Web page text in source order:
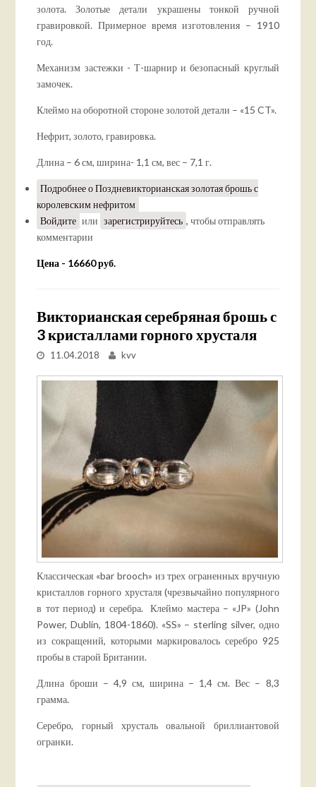
золота. Золотые детали украшены тонкой ручной
гравировкой. Примерное время изготовления – 1910
год.
Механизм застежки - Т-шарнир и безопасный круглый
замочек.
Клеймо на оборотной стороне золотой детали – «15 CT».
Нефрит, золото, гравировка.
Длина – 6 см, ширина- 1,1 см, вес – 7,1 г.
Подробнеео Поздневикторианская золотая брошь с
королевским нефритом
Войдите или зарегистрируйтесь , чтобы отправлять
комментарии
Цена - 16660 руб.
Викторианская серебряная брошь с
3 кристаллами горного хрусталя
11.04.2018 kvv
Классическая «bar brooch» из трех ограненных вручную
кристаллов горного хрусталя (чрезвычайно популярного
в тот период) и серебра. Клеймо мастера – «JP» (John
Power, Dublin, 1804-1860). «SS» – sterling silver, одно
из сокращений, которыми маркировалось серебро 925
пробы в старой Британии.
Длина броши – 4,9 см, ширина – 1,4 см. Вес – 8,3
грамма.
Серебро, горный хрусталь овальной бриллиантовой
огранки.